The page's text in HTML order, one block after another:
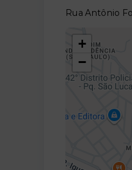
Rua Antônio
+
−